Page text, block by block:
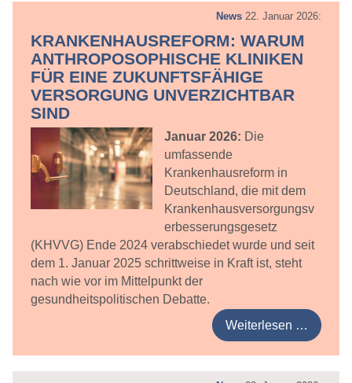
News 22. Januar 2026:
KRANKENHAUSREFORM: WARUM
ANTHROPOSOPHISCHE KLINIKEN
FÜR EINE ZUKUNFTSFÄHIGE
VERSORGUNG UNVERZICHTBAR
SIND
Januar 2026: Die
umfassende
Krankenhausreform in
Deutschland, die mit dem
Krankenhausversorgungsv
erbesserungsgesetz
(KHVVG) Ende 2024 verabschiedet wurde und seit
dem 1. Januar 2025 schrittweise in Kraft ist, steht
nach wie vor im Mittelpunkt der
gesundheitspolitischen Debatte.
Weiterlesen …